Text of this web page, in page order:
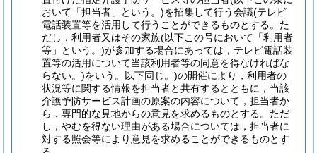
おいて「担当者」という。)を招集して行う会議(テレビ
電話装置等を活用して行うことができるものとする。た
だし，利用者又はその家族(以下この号において「利用者
等」という。)が参加する場合にあっては，テレビ電話装
置等の活用について当該利用者等の同意を得なければな
らない。)をいう。以下同じ。)の開催により，利用者の
状況等に関する情報を担当者と共有するとともに，当該
介護予防サービス計画の原案の内容について，担当者か
ら，専門的な見地からの意見を求めるものとする。 ただ
し，やむを得ない理由がある場合については，担当者に
対する照会等により意見を求めることができるものとす